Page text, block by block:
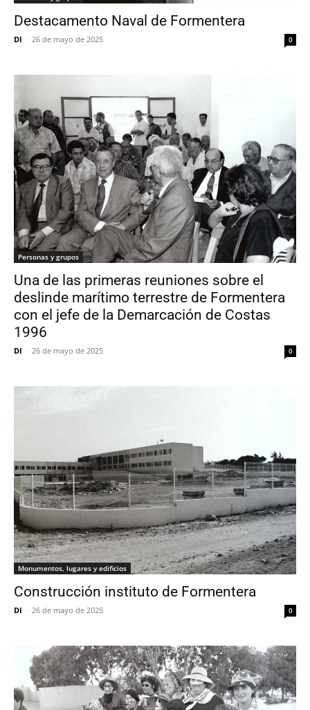
Destacamento Naval de Formentera
DI - 26 de mayo de 2025 0
Personas y grupos
Una de las primeras reuniones sobre el
deslinde marítimo terrestre de Formentera
con el jefe de la Demarcación de Costas
1996
DI - 26 de mayo de 2025 0
Monumentos, lugares y edificios
Construcción instituto de Formentera
DI - 26 de mayo de 2025 0